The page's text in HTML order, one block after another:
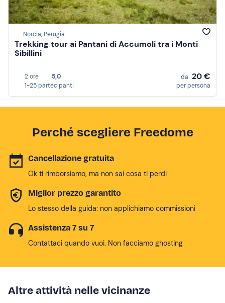
Norcia, Perugia
Trekking tour ai Pantani di Accumoli tra i Monti
Sibillini
2 ore
5,0
1-25 partecipanti
da 20 €
per persona
Perché scegliere Freedome
Cancellazione gratuita
Ok ti rimborsiamo, ma non sai cosa ti perdi
Miglior prezzo garantito
Lo stesso della guida: non applichiamo commissioni
Assistenza 7 su 7
Contattaci quando vuoi. Non facciamo ghosting
Altre attività nelle vicinanze